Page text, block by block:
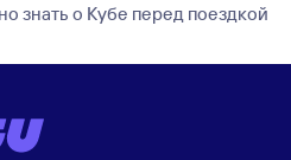
знать о Кубе перед поездкой